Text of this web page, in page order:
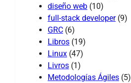
diseño web (10)
full-stack developer(9)
GRC (6)
Libros (19)
Linux (47)
Livros (1)
Metodologías Ágiles (5)